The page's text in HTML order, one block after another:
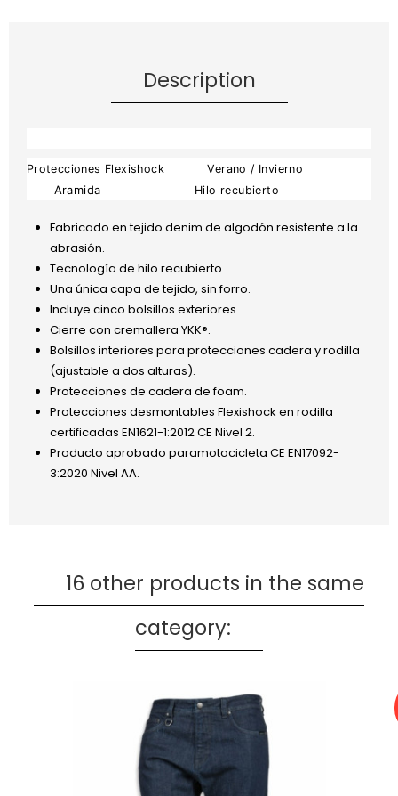
Description
Protecciones FlexishockVerano / Invierno
Aramida Hilo recubierto
Fabricado en tejido denim de algodón resistente a la
abrasión.
Tecnología de hilo recubierto.
Una única capa de tejido, sin forro.
Incluye cinco bolsillos exteriores.
Cierre con cremallera YKK®.
Bolsillos interiores para protecciones cadera y rodilla
(ajustable a dos alturas).
Protecciones de cadera de foam.
Protecciones desmontables Flexishock en rodilla
certificadas EN1621-1:2012 CE Nivel 2.
Producto aprobado paramotocicleta CE EN17092-
3:2020 Nivel AA.
16 other products in the same
category: